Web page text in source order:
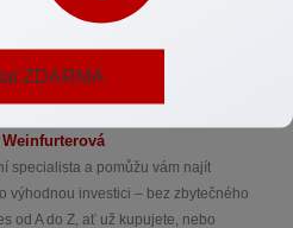
specialista a pomůžu vám najít
výhodnou investici – bez zbytečného
od A do Z, ať už kupujete, nebo
ZDARMA